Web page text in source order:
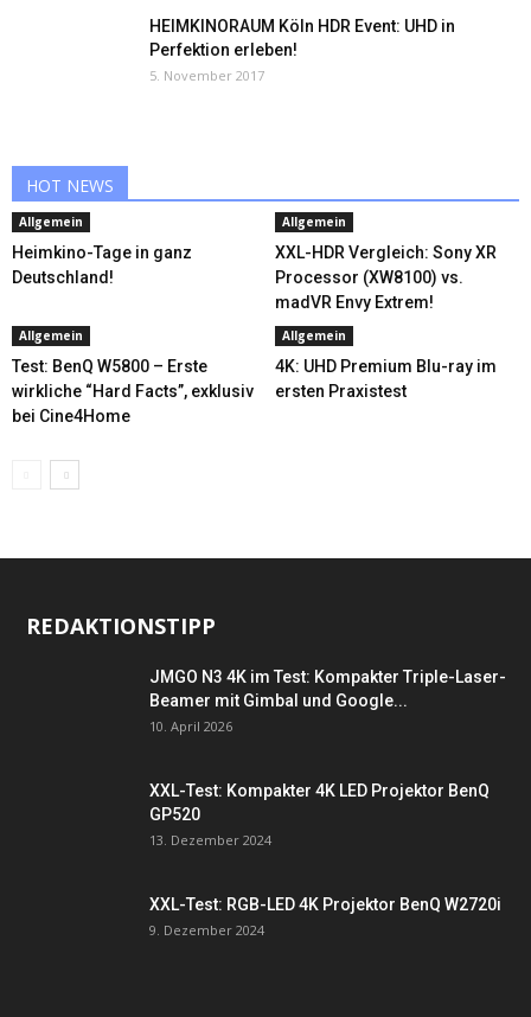
HEIMKINORAUM Köln HDR Event: UHD in
Perfektion erleben!
5. November 2017
HOT NEWS
Allgemein
Heimkino-Tage in ganz
Deutschland!
Allgemein
XXL-HDR Vergleich: Sony XR
Processor (XW8100) vs.
madVR Envy Extrem!
Allgemein
Test: BenQ W5800 – Erste
wirkliche “Hard Facts”, exklusiv
bei Cine4Home
Allgemein
4K: UHD Premium Blu-ray im
ersten Praxistest
REDAKTIONSTIPP
JMGO N3 4K im Test: Kompakter Triple-Laser-
Beamer mit Gimbal und Google...
10. April 2026
XXL-Test: Kompakter 4K LED Projektor BenQ
GP520
13. Dezember 2024
XXL-Test: RGB-LED 4K Projektor BenQ W2720i
9. Dezember 2024